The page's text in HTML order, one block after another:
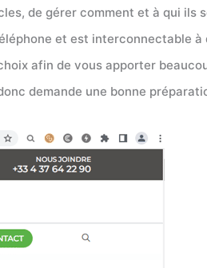
de gérer comment et à qui ils
et est interconnectable à
afin de vous apporter
demande une bonne